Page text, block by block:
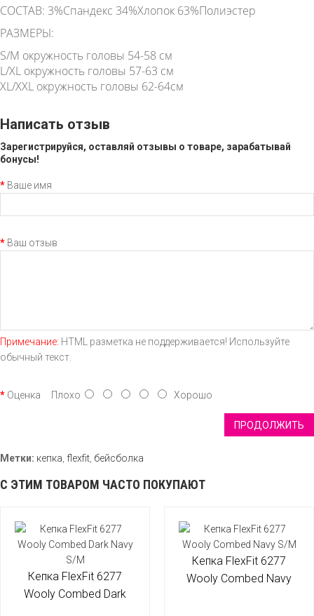
СОСТАВ: 3%Спандекс 34%Хлопок 63%Полиэстер
РАЗМЕРЫ:
S/M окружность головы 54-58 см
L/XL окружность головы 57-63 см
XL/XXL окружность головы 62-64см
Написать отзыв
Зарегистрируйся, оставляй отзывы о товаре, зарабатывай
бонусы!
Ваше имя
Ваш отзыв
Примечание: HTML разметка не поддерживается! Используйте
обычный текст.
Оценка Плохо Хорошо
ПРОДОЛЖИТЬ
Метки: кепка flexfit бейсболка
С ЭТИМ ТОВАРОМ ЧАСТО ПОКУПАЮТ
Кепка FlexFit 6277
Wooly Combed Dark
Кепка FlexFit 6277
Wooly Combed Navy